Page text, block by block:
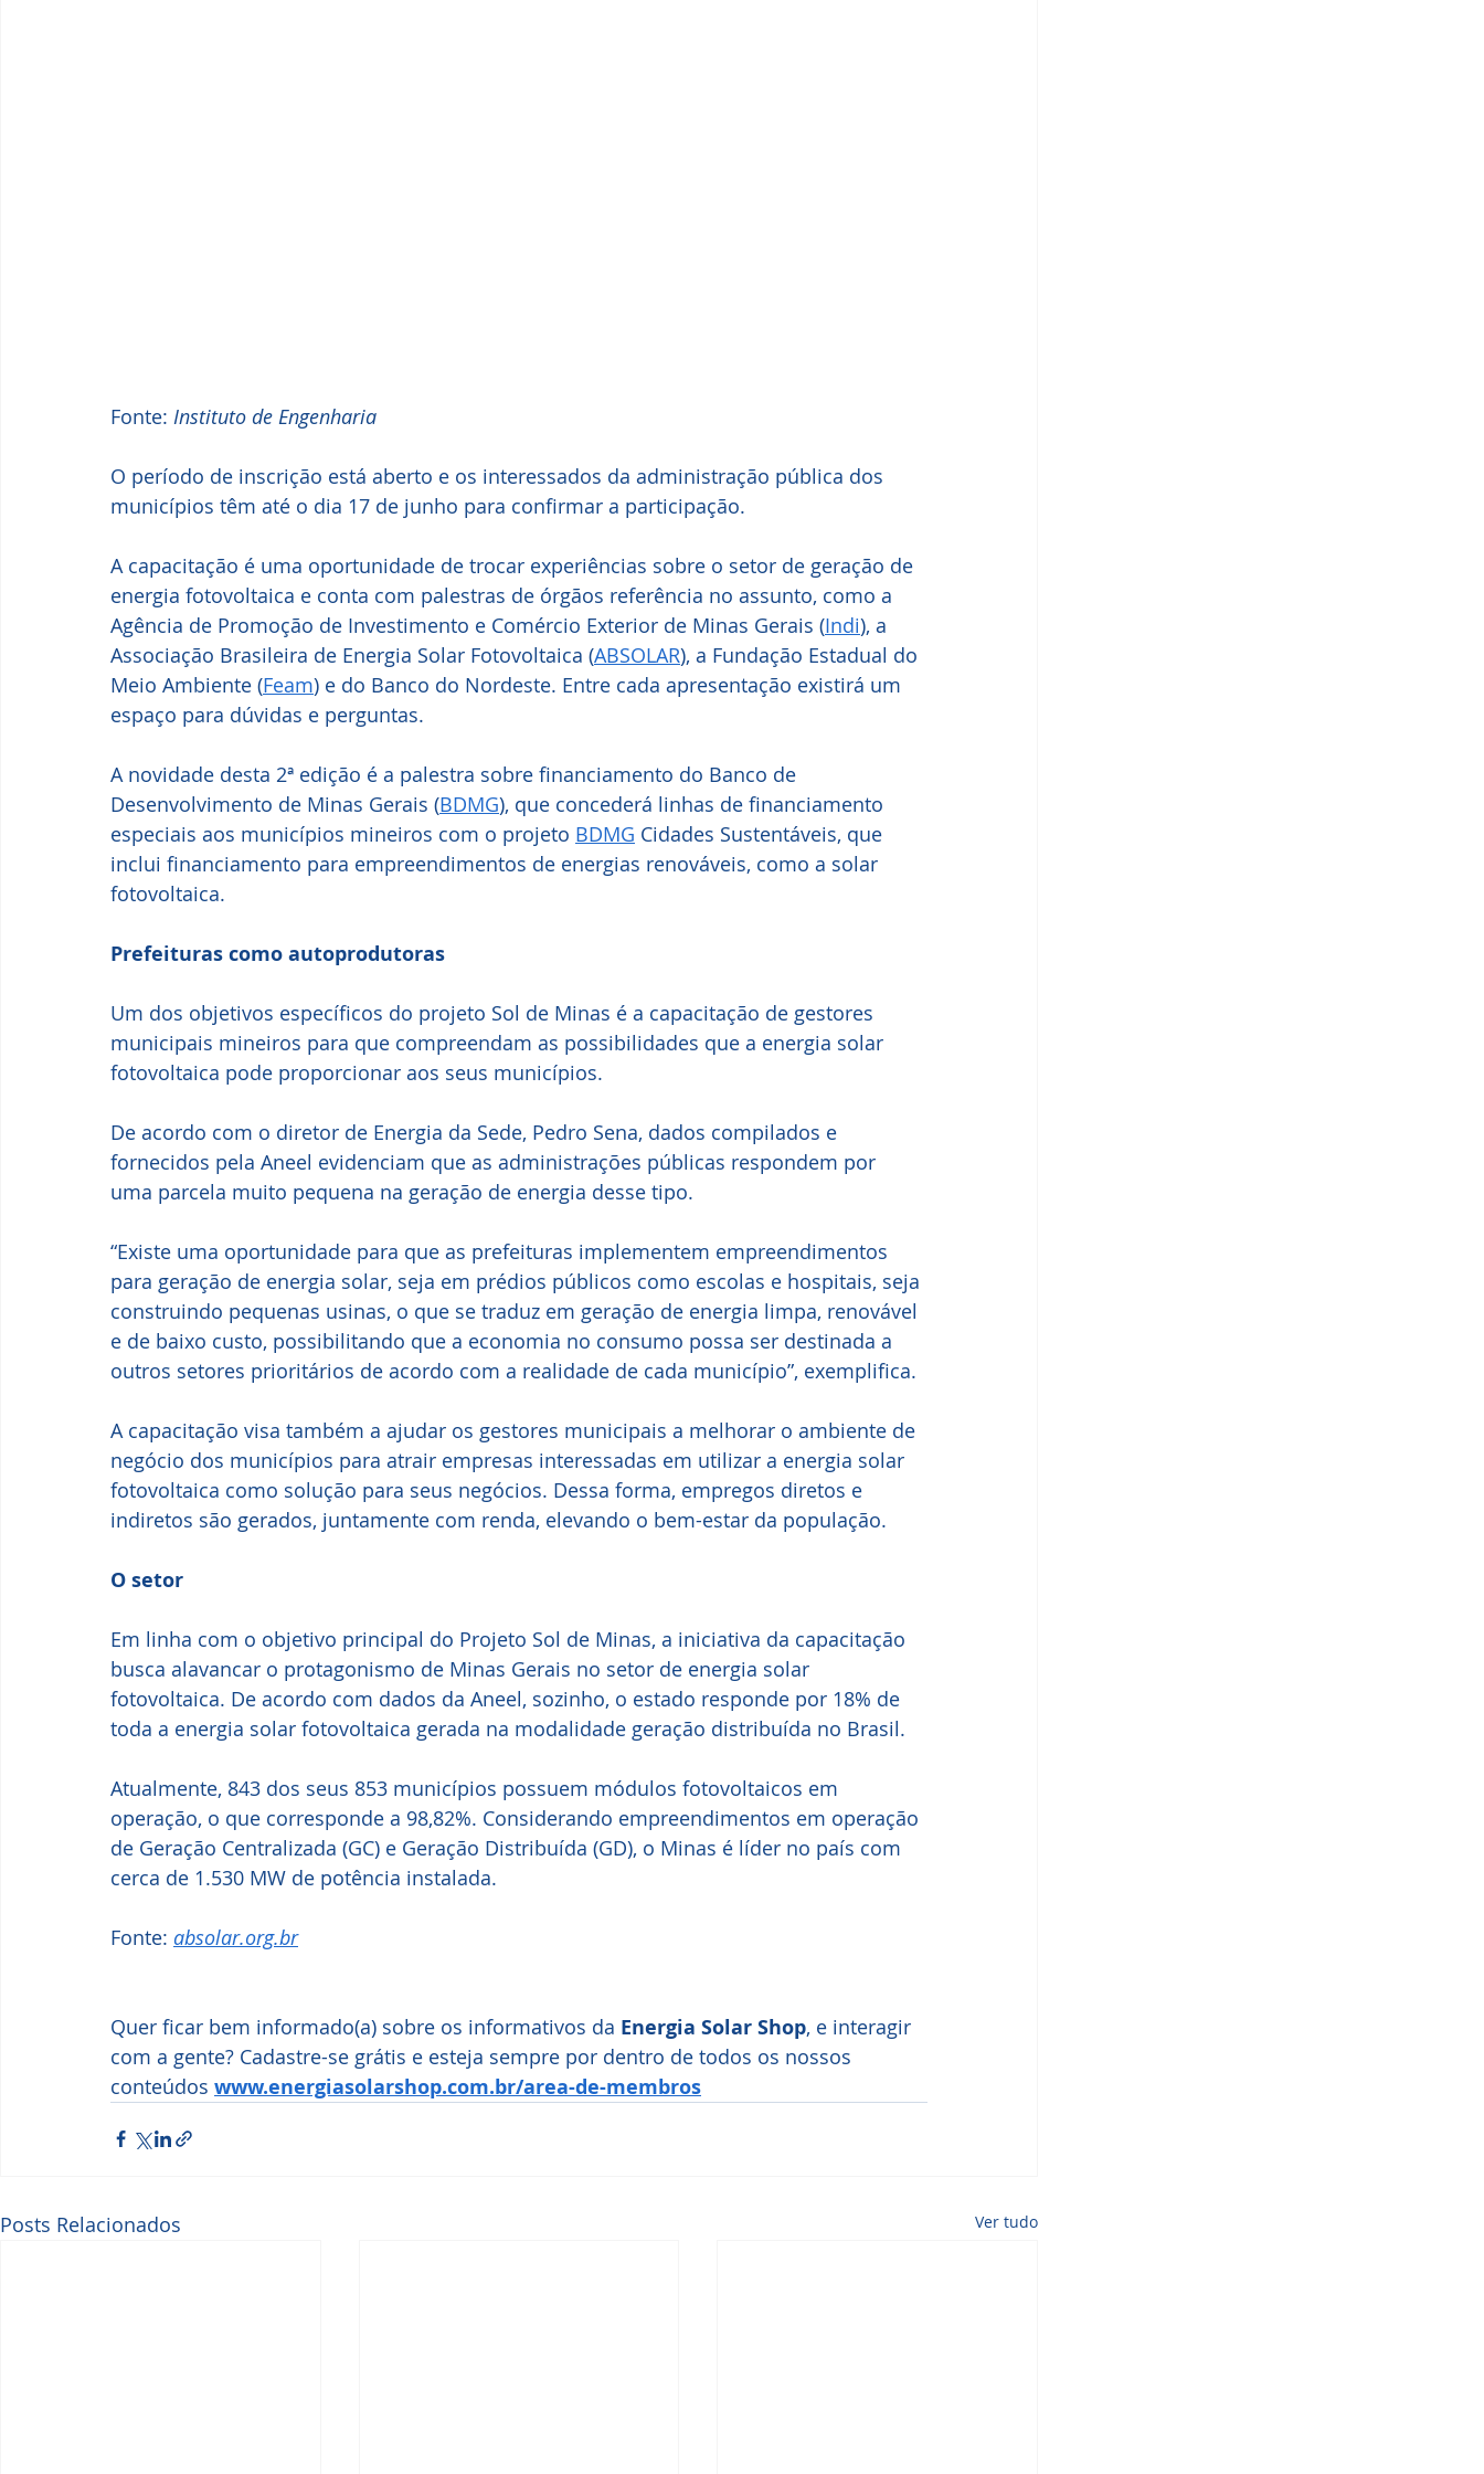
Fonte: Instituto de Engenharia
O período de inscrição está aberto e os interessados da administração pública dos
municípios têm até o dia 17 de junho para confirmar a participação.
A capacitação é uma oportunidade de trocar experiências sobre o setor de geração de
energia fotovoltaica e conta com palestras de órgãos referência no assunto, como a
Agência de Promoção de Investimento e Comércio Exterior de Minas Gerais (Indi), a
Associação Brasileira de Energia Solar Fotovoltaica (ABSOLAR), a Fundação Estadual do
Meio Ambiente (Feam) e do Banco do Nordeste. Entre cada apresentação existirá um
espaço para dúvidas e perguntas.
A novidade desta 2ª edição é a palestra sobre financiamento do Banco de
Desenvolvimento de Minas Gerais (BDMG), que concederá linhas de financiamento
especiais aos municípios mineiros com o projeto BDMG Cidades Sustentáveis, que
inclui financiamento para empreendimentos de energias renováveis, como a solar
fotovoltaica.
Prefeituras como autoprodutoras
Um dos objetivos específicos do projeto Sol de Minas é a capacitação de gestores
municipais mineiros para que compreendam as possibilidades que a energia solar
fotovoltaica pode proporcionar aos seus municípios.
De acordo com o diretor de Energia da Sede, Pedro Sena, dados compilados e
fornecidos pela Aneel evidenciam que as administrações públicas respondem por
uma parcela muito pequena na geração de energia desse tipo.
“Existe uma oportunidade para que as prefeituras implementem empreendimentos
para geração de energia solar, seja em prédios públicos como escolas e hospitais, seja
construindo pequenas usinas, o que se traduz em geração de energia limpa, renovável
e de baixo custo, possibilitando que a economia no consumo possa ser destinada a
outros setores prioritários de acordo com a realidade de cada município”, exemplifica.
A capacitação visa também a ajudar os gestores municipais a melhorar o ambiente de
negócio dos municípios para atrair empresas interessadas em utilizar a energia solar
fotovoltaica como solução para seus negócios. Dessa forma, empregos diretos e
indiretos são gerados, juntamente com renda, elevando o bem-estar da população.
O setor
Em linha com o objetivo principal do Projeto Sol de Minas, a iniciativa da capacitação
busca alavancar o protagonismo de Minas Gerais no setor de energia solar
fotovoltaica. De acordo com dados da Aneel, sozinho, o estado responde por 18% de
toda a energia solar fotovoltaica gerada na modalidade geração distribuída no Brasil.
Atualmente, 843 dos seus 853 municípios possuem módulos fotovoltaicos em
operação, o que corresponde a 98,82%. Considerando empreendimentos em operação
de Geração Centralizada (GC) e Geração Distribuída (GD), o Minas é líder no país com
cerca de 1.530 MW de potência instalada.
Fonte: absolar.org.br
Quer ficar bem informado(a) sobre os informativos da Energia Solar Shop, e interagir
com a gente? Cadastre-se grátis e esteja sempre por dentro de todos os nossos
conteúdos www.energiasolarshop.com.br/area-de-membros
Posts Relacionados Ver tudo